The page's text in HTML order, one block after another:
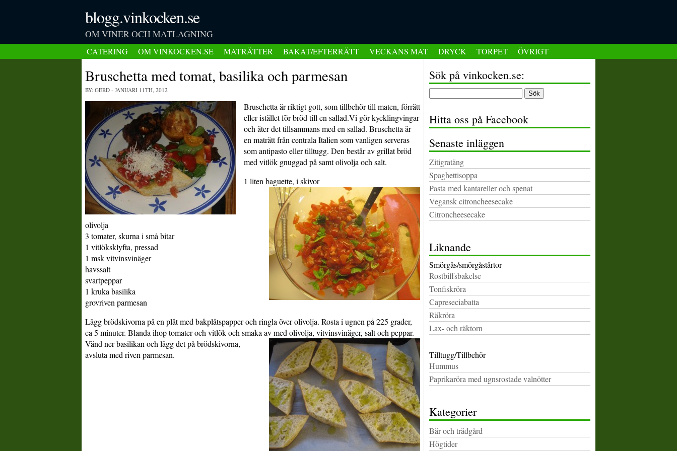
blogg.vinkocken.se
OM VINER OCH MATLAGNING
CATERING OM VINKOCKEN.SE MATRÄTTER BAKAT/EFTERRÄTT VECKANS MAT DRYCK TORPET ÖVRIGT
Bruschetta med tomat, basilika och parmesan
BY: GERD - JANUARI 11TH, 2012
Bruschetta är riktigt gott, som tillbehör till maten, förrätt
eller istället för bröd till en sallad.Vi gör kycklingvingar
och äter det tillsammans med en sallad. Bruschetta är
en maträtt från centrala Italien som vanligen serveras
som antipasto eller tilltugg. Den består av grillat bröd
med vitlök gnuggad på samt olivolja och salt.
1 liten baguette, i skivor
olivolja
3 tomater, skurna i små bitar
1 vitlöksklyfta, pressad
1 msk vitvinsvinäger
havssalt
svartpeppar
1 kruka basilika
grovriven parmesan
Lägg brödskivorna på en plåt med bakplåtspapper och ringla över olivolja. Rosta i ugnen på 225 grader,
ca 5 minuter. Blanda ihop tomater och vitlök och smaka av med olivolja, vitvinsvinäger, salt och peppar.
Vänd ner basilikan och lägg det på brödskivorna,
avsluta med riven parmesan.
Sök på vinkocken.se:
Hitta oss på Facebook
Senaste inläggen
Zitigratäng
Spaghettisoppa
Pasta med kantareller och spenat
Vegansk citroncheesecake
Citroncheesecake
Liknande
Smörgås/smörgåstårtor
Rostbiffsbakelse
Tonfiskröra
Capreseciabatta
Räkröra
Lax- och räktorn
Tilltugg/Tillbehör
Hummus
Paprikaröra med ugnsrostade valnötter
Kategorier
Bär och trädgård
Högtider